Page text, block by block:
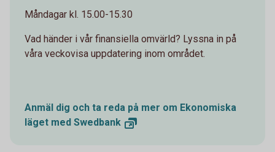
Måndagar kl. 15.00-15.30
Vad händer i vår finansiella omvärld? Lyssna in på
våra veckovisa uppdatering inom området.
Anmäl dig och ta reda på mer om Ekonomiska
läget med Swedbank